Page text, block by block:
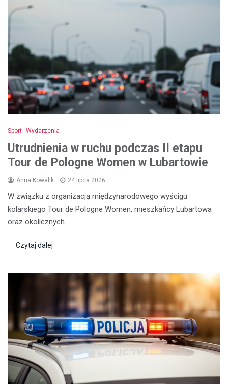
Sport Wydarzenia
Utrudnienia w ruchu podczas II etapu
Tour de Pologne Women w Lubartowie
Anna Kowalik 24 lipca 2026
W związku z organizacją międzynarodowego wyścigu
kolarskiego Tour de Pologne Women, mieszkańcy Lubartowa
oraz okolicznych…
Czytaj dalej